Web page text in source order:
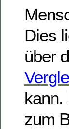
Dies
über
kann.
zum